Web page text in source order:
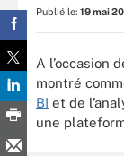
Publié le: 19 mai
A l’occasion
montré
BI et de
une